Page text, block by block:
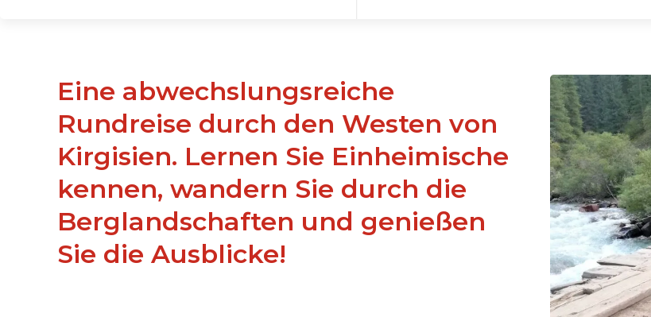
Eine abwechslungsreiche
Rundreise durch den Westen von
Kirgisien. Lernen Sie Einheimische
kennen, wandern Sie durch die
Berglandschaften und genießen
Sie die Ausblicke!